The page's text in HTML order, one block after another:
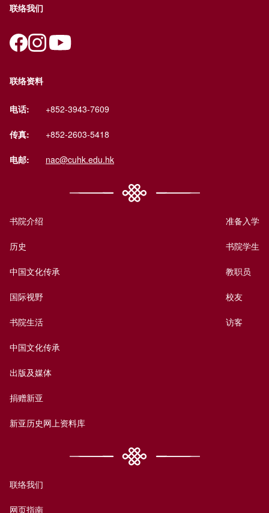
联络我们
联络资料
电话: +852-3943-7609
传真: +852-2603-5418
电邮: nac@cuhk.edu.hk
书院介绍
历史
中国文化传承
国际视野
书院生活
中国文化传承
出版及媒体
捐赠新亚
新亚历史网上资料库
准备入学
书院学生
教职员
校友
访客
联络我们
网页指南